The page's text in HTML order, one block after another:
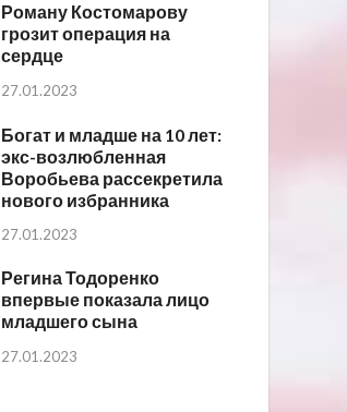
Роману Костомарову
грозит операция на
сердце
27.01.2023
Богат и младше на 10 лет:
экс-возлюбленная
Воробьева рассекретила
нового избранника
27.01.2023
Регина Тодоренко
впервые показала лицо
младшего сына
27.01.2023